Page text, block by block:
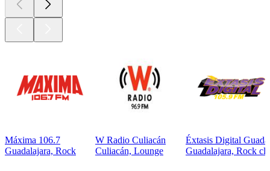
Máxima 106.7
Guadalajara, Rock
W Radio Culiacán
Culiacán, Lounge
Éxtasis Digital
Guadalajara, Rock